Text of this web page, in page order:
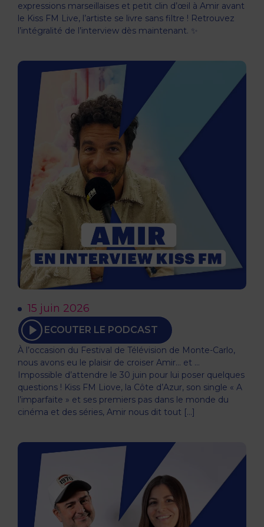
expressions marseillaises et petit clin d’œil à Amir avant
le Kiss FM Live, l’artiste se livre sans filtre ! Retrouvez
l’intégralité de l’interview dès maintenant. ✨
15 juin 2026
ECOUTER LE PODCAST
À l’occasion du Festival de Télévision de Monte-Carlo,
nous avons eu le plaisir de croiser Amir… et …
Impossible d’attendre le 30 juin pour lui poser quelques
questions ! Kiss FM Liove, la Côte d’Azur, son single « A
l’imparfaite » et ses premiers pas dans le monde du
cinéma et des séries, Amir nous dit tout […]